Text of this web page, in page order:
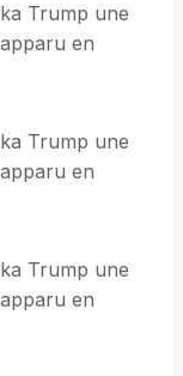
Trump une
en
Trump une
en
Trump une
en